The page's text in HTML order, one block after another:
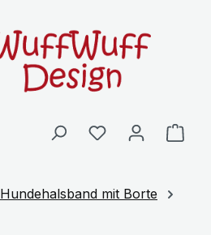
Hundehalsband mit Borte